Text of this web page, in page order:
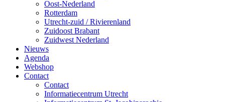
Oost-Nederland
Rotterdam
Utrecht-zuid / Rivierenland
Zuidoost Brabant
Zuidwest Nederland
Nieuws
Agenda
Webshop
Contact
Contact
Informatiecentrum Utrecht